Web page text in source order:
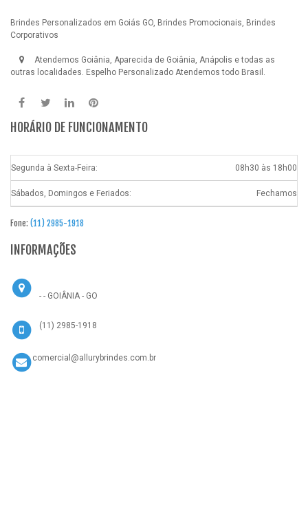
Brindes Personalizados em Goiás GO, Brindes Promocionais, Brindes
Corporativos
Atendemos Goiânia, Aparecida de Goiânia, Anápolis e todas as
outras localidades. Espelho Personalizado Atendemos todo Brasil.
HORÁRIO DE FUNCIONAMENTO
Segunda à Sexta-Feira: 08h30 às 18h00
Sábados, Domingos e Feriados: Fechamos
Fone: (11) 2985-1918
INFORMAÇÕES
- - GOIÂNIA - GO
(11) 2985-1918
comercial@allurybrindes.com.br